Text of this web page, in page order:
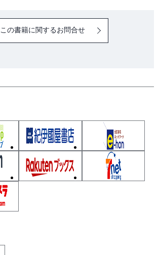
この書籍に関するお問合せ